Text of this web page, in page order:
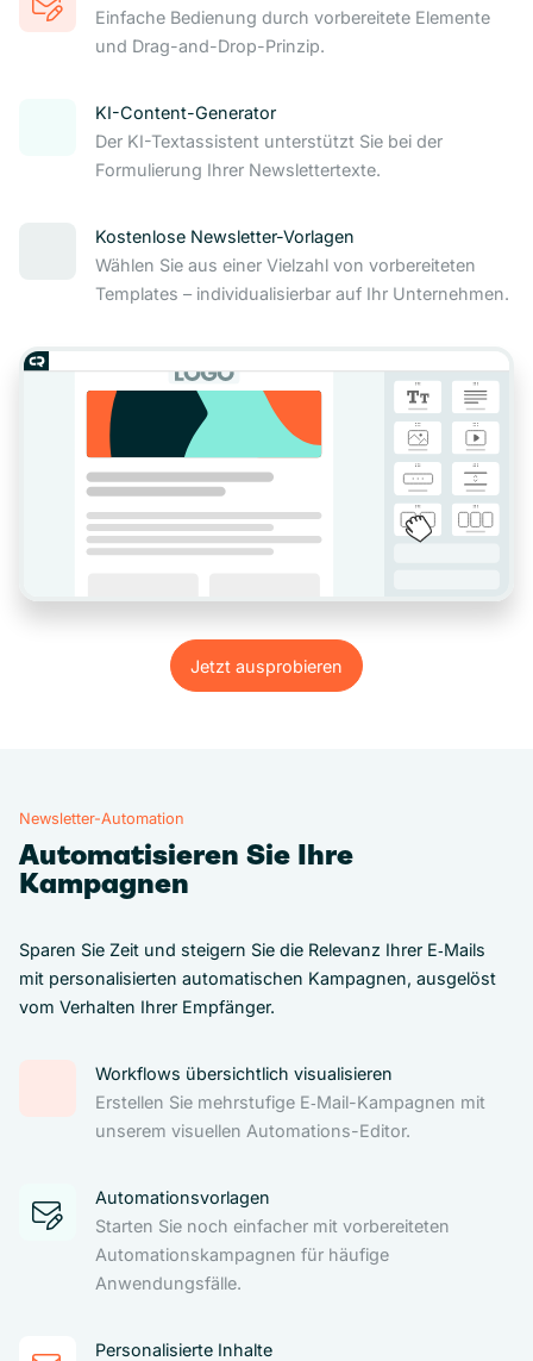
Jetzt ausprobieren
Jetzt ausprobieren
Einfache Bedienung durch vorbereitete Elemente
und Drag-and-Drop-Prinzip.
KI-Content-Generator
Der KI-Textassistent unterstützt Sie bei der
Formulierung Ihrer Newslettertexte.
Kostenlose Newsletter-Vorlagen
Wählen Sie aus einer Vielzahl von vorbereiteten
Templates – individualisierbar auf Ihr Unternehmen.
Newsletter-Automation
Automatisieren Sie Ihre
Kampagnen
Sparen Sie Zeit und steigern Sie die Relevanz Ihrer E‑Mails
mit personalisierten automatischen Kampagnen, ausgelöst
vom Verhalten Ihrer Empfänger.
Workflows übersichtlich visualisieren
Erstellen Sie mehrstufige E‑Mail-Kampagnen mit
unserem visuellen Automations-Editor.
Automationsvorlagen
Starten Sie noch einfacher mit vorbereiteten
Automationskampagnen für häufige
Anwendungsfälle.
Personalisierte Inhalte